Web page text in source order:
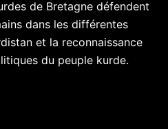
de Bretagne défendent
dans les différentes
et la reconnaissance
du peuple kurde.